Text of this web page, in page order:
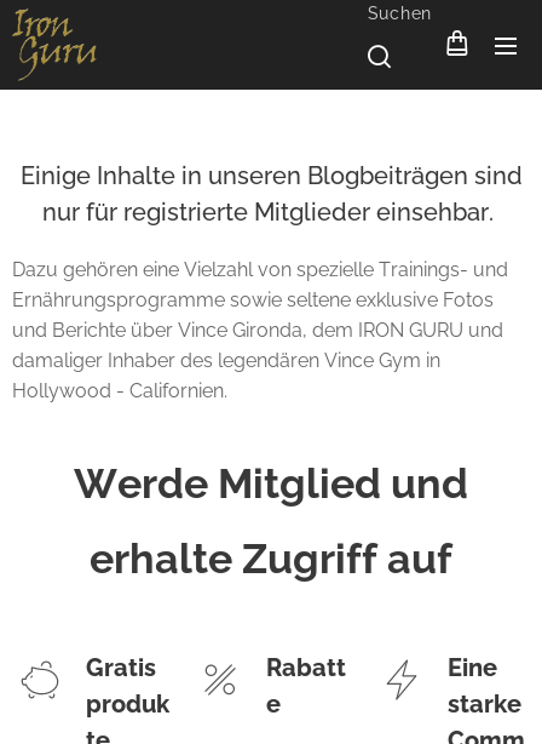
Suchen
Einige Inhalte in unseren Blogbeiträgen sind
nur für registrierte Mitglieder einsehbar.
Dazu gehören eine Vielzahl von spezielle Trainings- und
Ernährungsprogramme sowie seltene exklusive Fotos
und Berichte über Vince Gironda, dem IRON GURU und
damaliger Inhaber des legendären Vince Gym in
Hollywood - Californien.
Werde Mitglied und
erhalte Zugriff auf
Gratis
produk
Rabatt
e
Eine
starke